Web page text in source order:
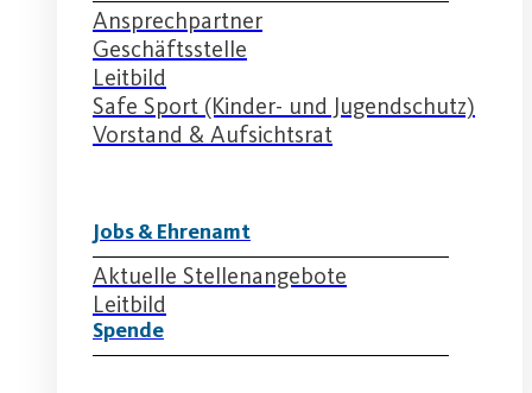
Ansprechpartner
Geschäftsstelle
Leitbild
Safe Sport (Kinder- und Jugendschutz)
Vorstand & Aufsichtsrat
Jobs & Ehrenamt
Aktuelle Stellenangebote
Leitbild
Spende